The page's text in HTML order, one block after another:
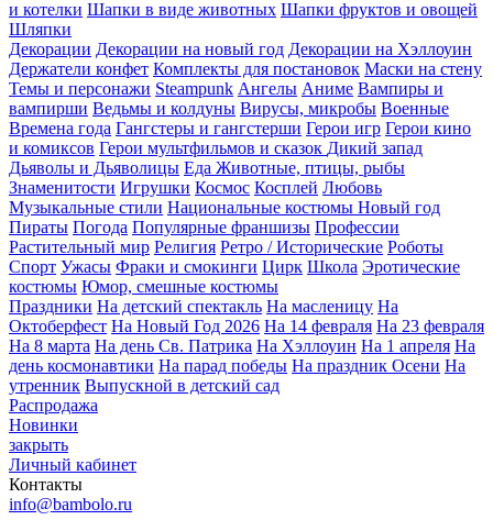
и котелки Шапки в виде животных Шапки фруктов и овощей
Шляпки
Декорации Декорации на новый год Декорации на Хэллоуин
Держатели конфет Комплекты для постановок Маски на стену
Темы и персонажи Steampunk Ангелы Аниме Вампиры и
вампирши Ведьмы и колдуны Вирусы, микробы Военные
Времена года Гангстеры и гангстерши Герои игр Герои кино
и комиксов Герои мультфильмов и сказок Дикий запад
Дьяволы и Дьяволицы Еда Животные, птицы, рыбы
Знаменитости Игрушки Космос Косплей Любовь
Музыкальные стили Национальные костюмы Новый год
Пираты Погода Популярные франшизы Профессии
Растительный мир Религия Ретро / Исторические Роботы
Спорт Ужасы Фраки и смокинги Цирк Школа Эротические
костюмы Юмор, смешные костюмы
Праздники На детский спектакль На масленицу На
Октоберфест На Новый Год 2026 На 14 февраля На 23 февраля
На 8 марта На день Св. Патрика На Хэллоуин На 1 апреля На
день космонавтики На парад победы На праздник Осени На
утренник Выпускной в детский сад
Распродажа
Новинки
закрыть
Личный кабинет
Контакты
info@bambolo.ru